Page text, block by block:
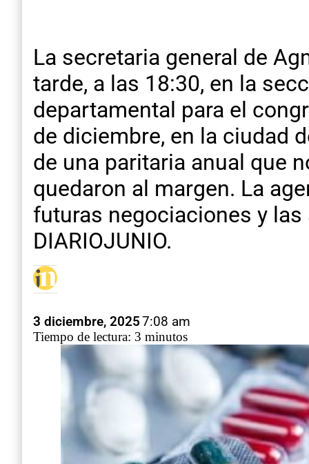
La secretaria general de
tarde, a las 18:30, en la
departamental para el
de diciembre, en la ciudad
de una paritaria anual que
quedaron al margen. La
futuras negociaciones y
DIARIOJUNIO.
3 diciembre, 20257:08 am
Tiempo de lectura: 3 minutos